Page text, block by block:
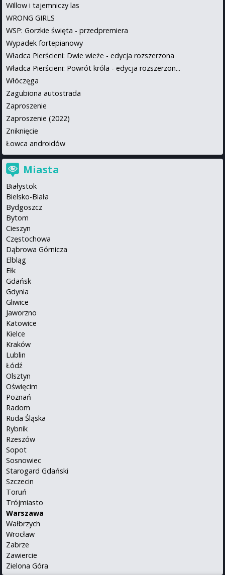
Willow i tajemniczy las
WRONG GIRLS
WSP: Gorzkie święta - przedpremiera
Wypadek fortepianowy
Władca Pierścieni: Dwie wieże - edycja rozszerzona
Władca Pierścieni: Powrót króla - edycja rozszerzon...
Włóczęga
Zagubiona autostrada
Zaproszenie
Zaproszenie (2022)
Zniknięcie
Łowca androidów
Miasta
Białystok
Bielsko-Biała
Bydgoszcz
Bytom
Cieszyn
Częstochowa
Dąbrowa Górnicza
Elbląg
Ełk
Gdańsk
Gdynia
Gliwice
Jaworzno
Katowice
Kielce
Kraków
Lublin
Łódź
Olsztyn
Oświęcim
Poznań
Radom
Ruda Śląska
Rybnik
Rzeszów
Sopot
Sosnowiec
Starogard Gdański
Szczecin
Toruń
Trójmiasto
Warszawa
Wałbrzych
Wrocław
Zabrze
Zawiercie
Zielona Góra